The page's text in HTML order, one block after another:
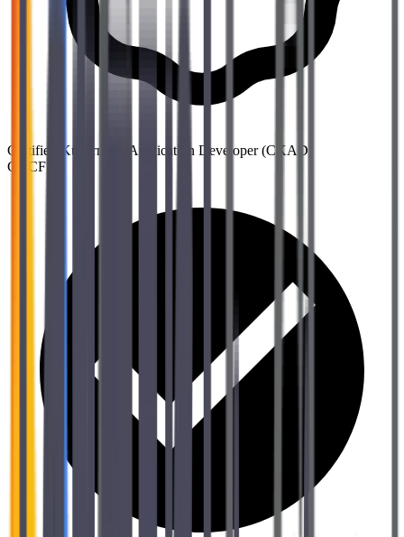
Certified Kubernetes Application Developer (CKAD)
CNCF